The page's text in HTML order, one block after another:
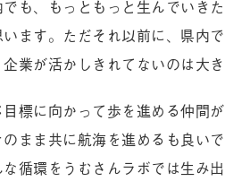
も、もっともっと生んでいき
ます。ただそれ以前に、県内
業が活かしきれてないのは大
標に向かって歩を進める仲間
のまま共に航海を進めるも良い
循環をうむさんラボでは生み